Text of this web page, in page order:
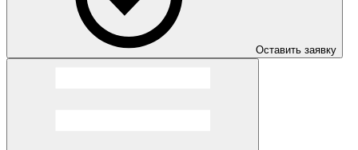
Оставить заявку